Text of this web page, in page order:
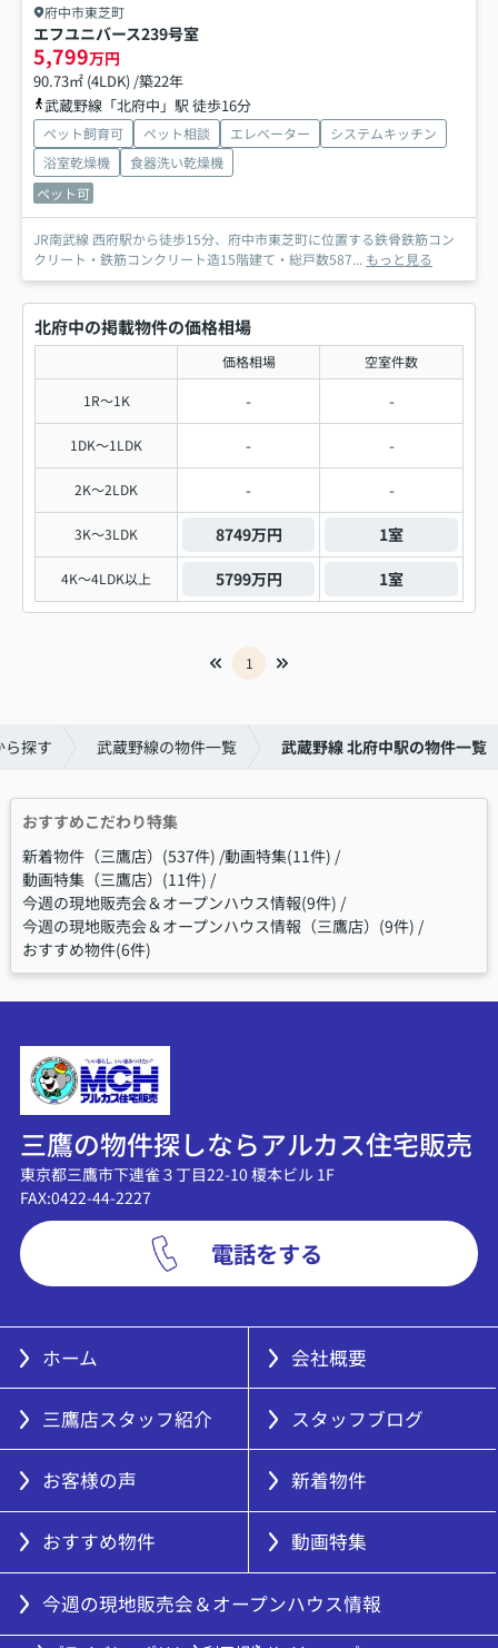
府中市東芝町
エフユニバース239号室
5,799万円
90.73㎡ (4LDK) /築22年
武蔵野線「北府中」駅 徒歩16分
ペット飼育可 ペット相談 エレベーター
システムキッチン
浴室乾燥機
食器洗い乾燥機
ペット可
JR南武線 西府駅から徒歩15分、府中市東芝町に位置する鉄骨鉄筋コン
クリート・鉄筋コンクリート造15階建て・総戸数587... もっと見る
北府中の掲載物件の価格相場
価格相場 空室件数
1R～1K - -
1DK～1LDK - -
2K～2LDK - -
3K～3LDK 8749万円 1室
4K～4LDK以上 5799万円 1室
1
ら探す 武蔵野線の物件一覧 武蔵野線 北府中駅の物件一覧
おすすめこだわり特集
新着物件（三鷹店）(537件) 動画特集(11件)
動画特集（三鷹店）(11件)
今週の現地販売会＆オープンハウス情報(9件)
今週の現地販売会＆オープンハウス情報（三鷹店）(9件)
おすすめ物件(6件)
三鷹の物件探しならアルカス住宅販売
東京都三鷹市下連雀３丁目22-10 榎本ビル 1F
FAX:0422-44-2227
電話をする
ホーム 会社概要
三鷹店スタッフ紹介 スタッフブログ
お客様の声 新着物件
おすすめ物件 動画特集
今週の現地販売会＆オープンハウス情報